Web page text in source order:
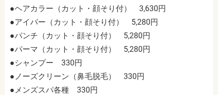
●ヘアカラー（カット・顔そり付） 3,630円
●アイパー（カット・顔そり付） 5,280円
●パンチ（カット・顔そり付） 5,280円
●パーマ（カット・顔そり付） 5,280円
●シャンプー 330円
●ノーズクリーン（鼻毛脱毛） 330円
●メンズスパ各種 330円